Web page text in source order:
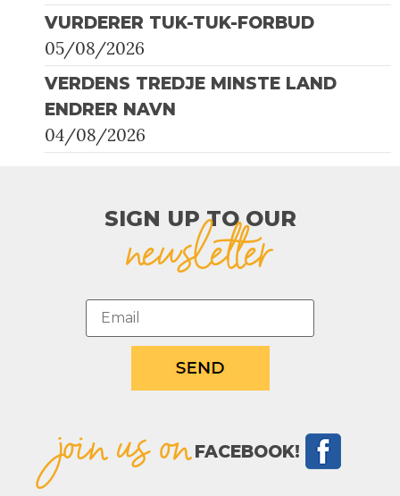
VURDERER TUK-TUK-FORBUD
05/08/2026
VERDENS TREDJE MINSTE LAND
ENDRER NAVN
04/08/2026
SIGN UP TO OUR​
newsletter
join us on FACEBOOK!